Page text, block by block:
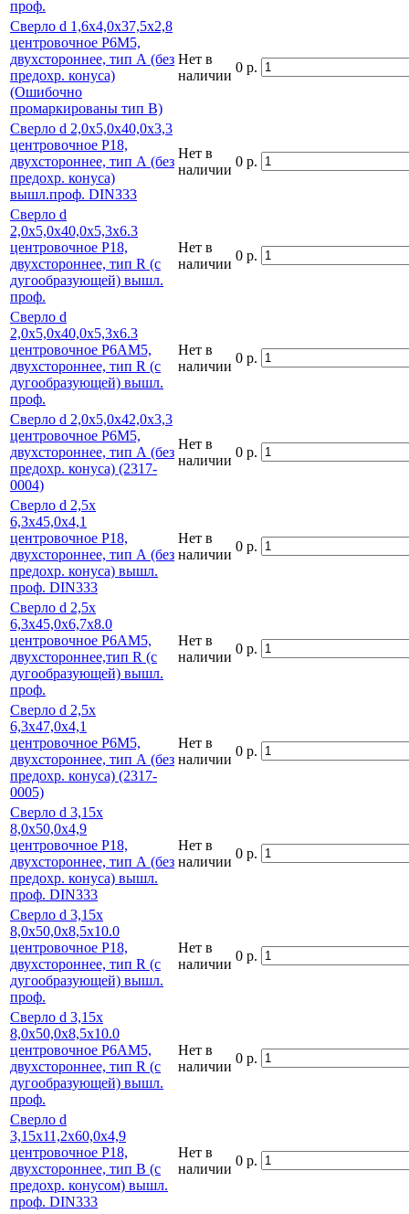
проф.
Сверло d 1,6х4,0х37,5х2,8
центровочное Р6М5,
двухстороннее, тип А (без
предохр. конуса)
(Ошибочно
промаркированы тип В)
Нет в
наличии
0 р.
Сверло d 2,0х5,0х40,0х3,3
центровочное Р18,
двухстороннее, тип А (без
предохр. конуса)
вышл.проф. DIN333
Нет в
наличии
0 р.
Сверло d
2,0х5,0х40,0х5,3х6.3
центровочное Р18,
двухстороннее, тип R (с
дугообразующей) вышл.
проф.
Нет в
наличии
0 р.
Сверло d
2,0х5,0х40,0х5,3х6.3
центровочное Р6АМ5,
двухстороннее, тип R (с
дугообразующей) вышл.
проф.
Нет в
наличии
0 р.
Сверло d 2,0х5,0х42,0х3,3
центровочное Р6М5,
двухстороннее, тип А (без
предохр. конуса) (2317-
0004)
Нет в
наличии
0 р.
Сверло d 2,5х
6,3х45,0х4,1
центровочное Р18,
двухстороннее, тип А (без
предохр. конуса) вышл.
проф. DIN333
Нет в
наличии
0 р.
Сверло d 2,5х
6,3х45,0х6,7х8.0
центровочное Р6АМ5,
двухстороннее,тип R (с
дугообразующей) вышл.
проф.
Нет в
наличии
0 р.
Сверло d 2,5х
6,3х47,0х4,1
центровочное Р6М5,
двухстороннее, тип А (без
предохр. конуса) (2317-
0005)
Нет в
наличии
0 р.
Сверло d 3,15х
8,0х50,0х4,9
центровочное Р18,
двухстороннее, тип А (без
предохр. конуса) вышл.
проф. DIN333
Нет в
наличии
0 р.
Сверло d 3,15х
8,0х50,0х8,5х10.0
центровочное Р18,
двухстороннее, тип R (с
дугообразующей) вышл.
проф.
Нет в
наличии
0 р.
Сверло d 3,15х
8,0х50,0х8,5х10.0
центровочное Р6АМ5,
двухстороннее, тип R (с
дугообразующей) вышл.
проф.
Нет в
наличии
0 р.
Сверло d
3,15х11,2х60,0х4,9
центровочное Р18,
двухстороннее, тип В (с
предохр. конусом) вышл.
проф. DIN333
Нет в
наличии
0 р.